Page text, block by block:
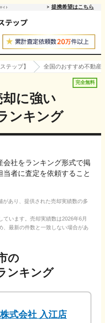
イト 提携希望はこちら
テップ】 全国のおすすめ不動産
完全無料
に強い
ンキング
社をランキング形式で掲
者に査定を依頼すること
があり、提供された売却実績数の多
ています。売却実績数は2026年6月
、最新の件数と一致しない場合があ
の
ンキング
式会社 入江店